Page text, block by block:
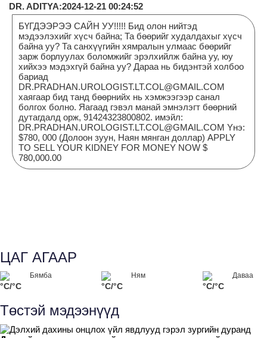
DR. ADITYA:2024-12-21 00:24:52
БҮГДЭЭРЭЭ САЙН УУ!!!!! Бид олон нийтэд
мэдээлэхийг хүсч байна; Та бөөрийг худалдахыг хүсч
байна уу? Та санхүүгийн хямралын улмаас бөөрийг
зарж борлуулах боломжийг эрэлхийлж байна уу, юу
хийхээ мэдэхгүй байна уу? Дараа нь бидэнтэй холбоо
бариад
DR.PRADHAN.UROLOGIST.LT.COL@GMAIL.COM
хаягаар бид танд бөөрнийх нь хэмжээгээр санал
болгох болно. Яагаад гэвэл манай эмнэлэгт бөөрний
дутагдалд орж, 91424323800802. имэйл:
DR.PRADHAN.UROLOGIST.LT.COL@GMAIL.COM Yнэ:
$780, 000 (Долоон зуун, Наян мянган доллар) APPLY
TO SELL YOUR KIDNEY FOR MONEY NOW $
780,000.00
ЦАГ АГААР
Бямба
°C/°C
Ням
°C/°C
Даваа
°C/°C
Төстэй мэдээнүүд